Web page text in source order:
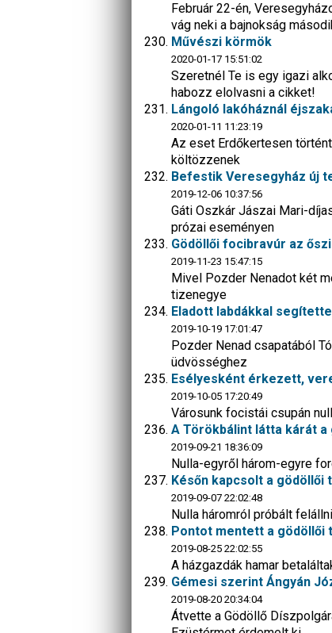
Február 22-én,
vág neki a bajnokság
Művészi körmök
2020-01-17 15:51:02
Szeretnél Te is egy igazi
habozz elolvasni a cikket!
Lángoló lakóháznál
2020-01-11 11:23:19
Az eset Erdőkertesen
költözzenek
Befestik Veresegyház új
2019-12-06 10:37:56
Gáti Oszkár Jászai Mari-
prózai eseményen
Gödöllői focibravúr az
2019-11-23 15:47:15
Mivel Pozder Nenadot két
tizenegye
Eladott labdákkal
2019-10-19 17:01:47
Pozder Nenad csapatából
üdvösséghez
Esélyesként érkezett,
2019-10-05 17:20:49
Városunk focistái csupán
A Törökbálint látta kárát a
2019-09-21 18:36:09
Nulla-egyről három-egyre
Későn kapcsolt a gödöllői
2019-09-07 22:02:48
Nulla háromról próbált
Pontot mentett a gödöllői
2019-08-25 22:02:55
A házgazdák hamar
Gémesi szerint Ángyán
2019-08-20 20:34:04
Átvette a Gödöllő